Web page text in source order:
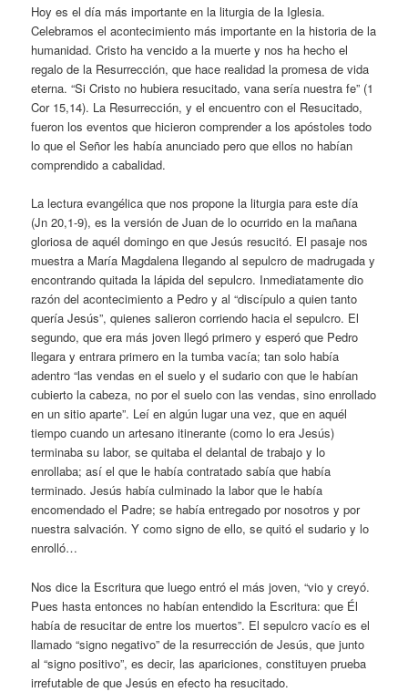
Hoy es el día más importante en la liturgia de la Iglesia.
Celebramos el acontecimiento más importante en la historia de la
humanidad. Cristo ha vencido a la muerte y nos ha hecho el
regalo de la Resurrección, que hace realidad la promesa de vida
eterna. “Si Cristo no hubiera resucitado, vana sería nuestra fe” (1
Cor 15,14). La Resurrección, y el encuentro con el Resucitado,
fueron los eventos que hicieron comprender a los apóstoles todo
lo que el Señor les había anunciado pero que ellos no habían
comprendido a cabalidad.
La lectura evangélica que nos propone la liturgia para este día
(Jn 20,1-9), es la versión de Juan de lo ocurrido en la mañana
gloriosa de aquél domingo en que Jesús resucitó. El pasaje nos
muestra a María Magdalena llegando al sepulcro de madrugada y
encontrando quitada la lápida del sepulcro. Inmediatamente dio
razón del acontecimiento a Pedro y al “discípulo a quien tanto
quería Jesús”, quienes salieron corriendo hacia el sepulcro. El
segundo, que era más joven llegó primero y esperó que Pedro
llegara y entrara primero en la tumba vacía; tan solo había
adentro “las vendas en el suelo y el sudario con que le habían
cubierto la cabeza, no por el suelo con las vendas, sino enrollado
en un sitio aparte”. Leí en algún lugar una vez, que en aquél
tiempo cuando un artesano itinerante (como lo era Jesús)
terminaba su labor, se quitaba el delantal de trabajo y lo
enrollaba; así el que le había contratado sabía que había
terminado. Jesús había culminado la labor que le había
encomendado el Padre; se había entregado por nosotros y por
nuestra salvación. Y como signo de ello, se quitó el sudario y lo
enrolló…
Nos dice la Escritura que luego entró el más joven, “vio y creyó.
Pues hasta entonces no habían entendido la Escritura: que Él
había de resucitar de entre los muertos”. El sepulcro vacío es el
llamado “signo negativo” de la resurrección de Jesús, que junto
al “signo positivo”, es decir, las apariciones, constituyen prueba
irrefutable de que Jesús en efecto ha resucitado.